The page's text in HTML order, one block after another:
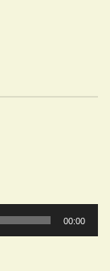
00:00